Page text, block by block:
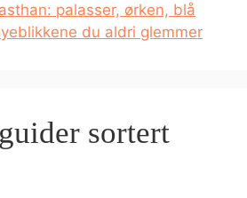
palasser, ørken, blå
du aldri glemmer
sortert